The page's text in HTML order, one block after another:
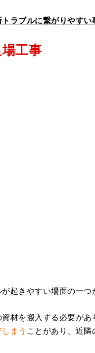
ラブルに繋がりやすい
工事
起きやすい場面の一つ
材を搬入する必要があ
まう ことがあり、近